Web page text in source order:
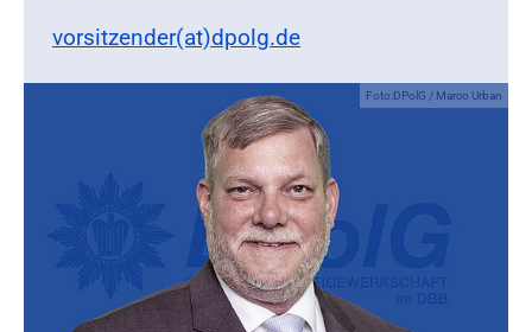
vorsitzender(at)dpolg.de
Foto:DPolG / Marco Urban